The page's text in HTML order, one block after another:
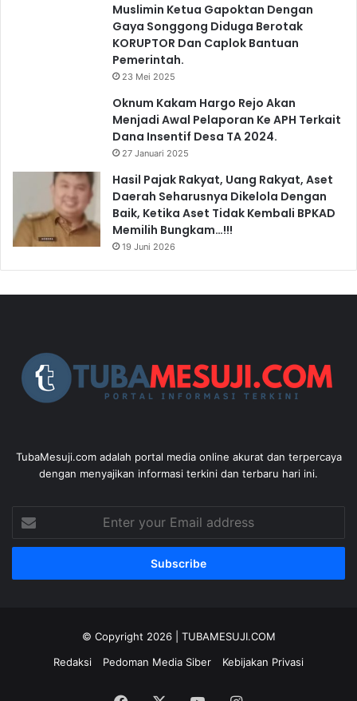
Muslimin Ketua Gapoktan Dengan
Gaya Songgong Diduga Berotak
KORUPTOR Dan Caplok Bantuan
Pemerintah.
23 Mei 2025
Oknum Kakam Hargo Rejo Akan
Menjadi Awal Pelaporan Ke APH Terkait
Dana Insentif Desa TA 2024.
27 Januari 2025
Hasil Pajak Rakyat, Uang Rakyat, Aset
Daerah Seharusnya Dikelola Dengan
Baik, Ketika Aset Tidak Kembali BPKAD
Memilih Bungkam…!!!
19 Juni 2026
TubaMesuji.com adalah portal media online akurat dan terpercaya
dengan menyajikan informasi terkini dan terbaru hari ini.
your
Email
© Copyright 2026 | TUBAMESUJI.COM
Redaksi
Pedoman Media Siber Kebijakan Privasi